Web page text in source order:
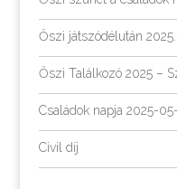
Őszi játszódélután
Őszi Találkozó 2025 –
Családok napja 2025-
Civil díj